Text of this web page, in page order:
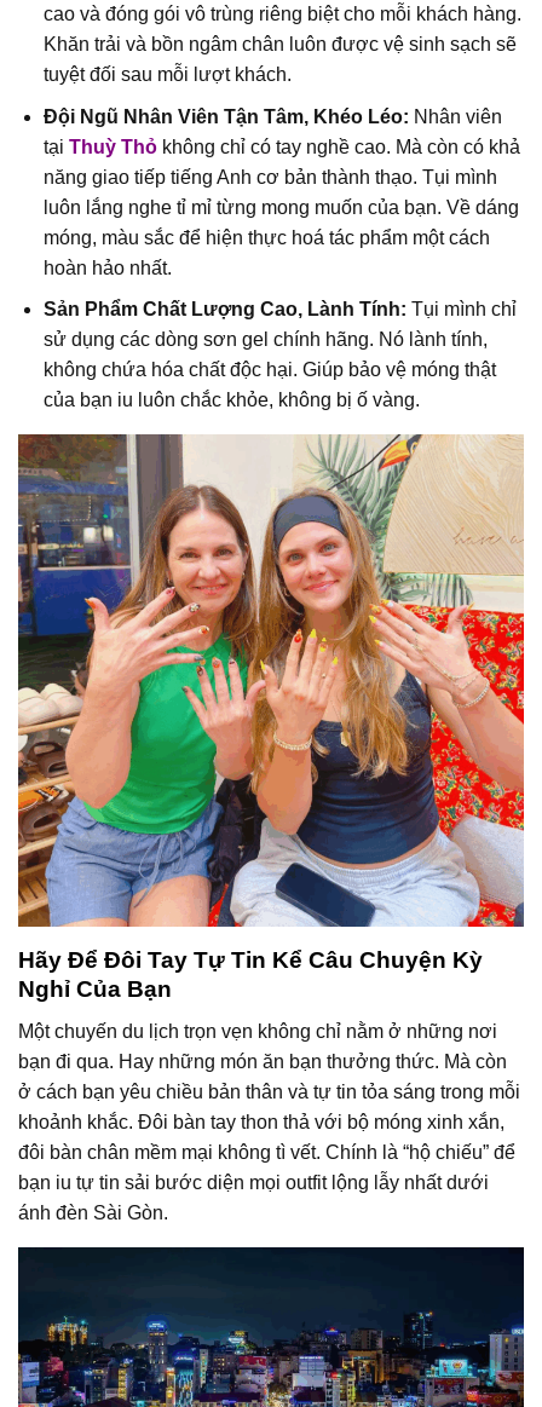
cao và đóng gói vô trùng riêng biệt cho mỗi khách hàng.
Khăn trải và bồn ngâm chân luôn được vệ sinh sạch sẽ
tuyệt đối sau mỗi lượt khách.
Đội Ngũ Nhân Viên Tận Tâm, Khéo Léo: Nhân viên
tại Thuỳ Thỏkhông chỉ có tay nghề cao. Mà còn có khả
năng giao tiếp tiếng Anh cơ bản thành thạo. Tụi mình
luôn lắng nghe tỉ mỉ từng mong muốn của bạn. Về dáng
móng, màu sắc để hiện thực hoá tác phẩm một cách
hoàn hảo nhất.
Sản Phẩm Chất Lượng Cao, Lành Tính: Tụi mình chỉ
sử dụng các dòng sơn gel chính hãng. Nó lành tính,
không chứa hóa chất độc hại. Giúp bảo vệ móng thật
của bạn iu luôn chắc khỏe, không bị ố vàng.
Hãy Để Đôi Tay Tự Tin Kể Câu Chuyện Kỳ
Nghỉ Của Bạn
Một chuyến du lịch trọn vẹn không chỉ nằm ở những nơi
bạn đi qua. Hay những món ăn bạn thưởng thức. Mà còn
ở cách bạn yêu chiều bản thân và tự tin tỏa sáng trong mỗi
khoảnh khắc. Đôi bàn tay thon thả với bộ móng xinh xắn,
đôi bàn chân mềm mại không tì vết. Chính là “hộ chiếu” để
bạn iu tự tin sải bước diện mọi outfit lộng lẫy nhất dưới
ánh đèn Sài Gòn.